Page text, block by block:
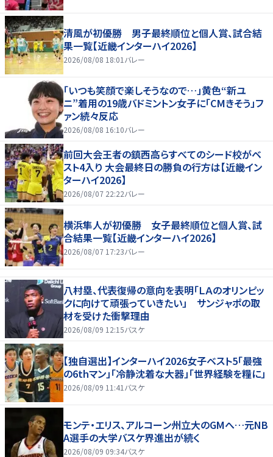
清風が初優勝 男子最終順位と個人賞、試合結
果一覧【近畿インターハイ2026】
2026/08/08 18:01 バレー
「いつも笑顔で楽しそうなので…」黄色“新ユ
ニ”着用の19歳バドミントン女子に「CMきそう」フ
ァン続々反応
2026/08/08 16:10バレー
前回大会王者の鎮西高らすべてのシード校がベ
スト4入り 大会最終日の勝負の行方は【近畿イン
ターハイ2026】
2026/08/07 22:22バレー
横浜隼人が初優勝 女子最終順位と個人賞、試
合結果一覧【近畿インターハイ2026】
2026/08/07 17:23バレー
八村塁、代表復帰の意向を表明「ＬＡのオリンピッ
クに向けて頑張っていきたい」 サンジャポの取
材を受けた衝撃理由
2026/08/09 12:15バスケ
【独自選出】インターハイ2026女子ベスト5「最強
の6thマン」「冷静沈着な大器」「世界経験を糧に」
2026/08/09 11:41 バスケ
モンテ・エリス、アルコーン州立大のGMへ…元NB
A選手の大学バスケ界進出が続く
2026/08/09 09:34バスケ